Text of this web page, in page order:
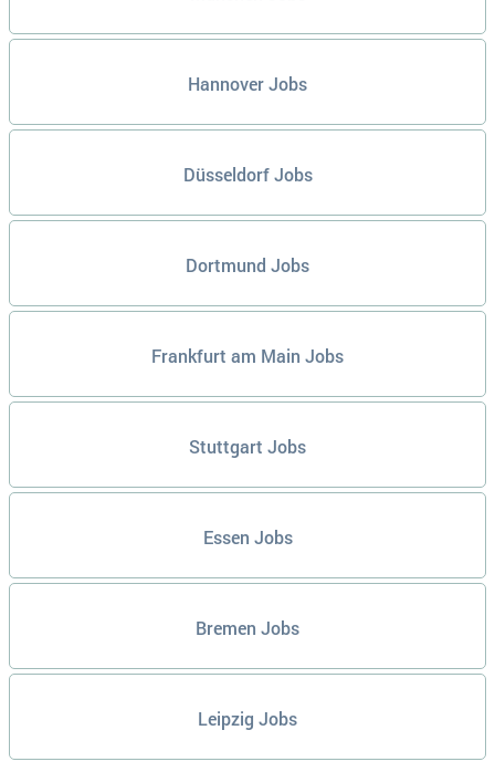
Hannover Jobs
Düsseldorf Jobs
Dortmund Jobs
Frankfurt am Main Jobs
Stuttgart Jobs
Essen Jobs
Bremen Jobs
Leipzig Jobs